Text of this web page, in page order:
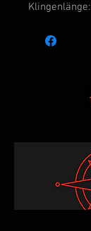
Klingenlänge: